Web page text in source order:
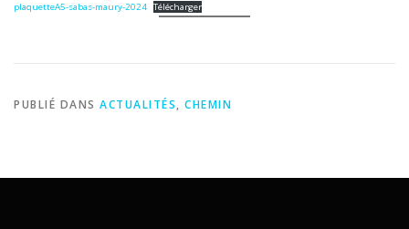
plaquetteA5-sabas-maury-2024 Télécharger
PUBLIÉ DANS ACTUALITÉS, CHEMIN